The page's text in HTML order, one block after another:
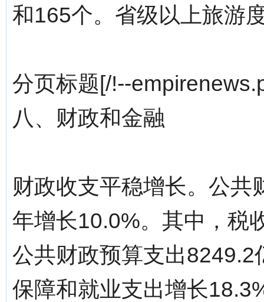
和165个。省级以上旅游
分页标题[/!--
八、财政和金融
财政收支平稳增长。公共
年增长10.0%。其中，税
公共财政预算支出
保障和就业支出增长